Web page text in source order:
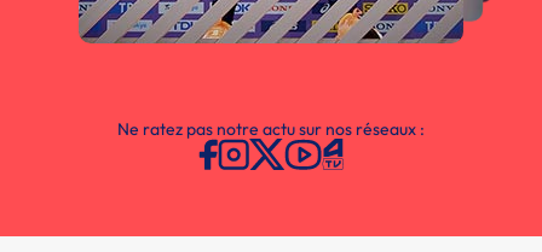
Ne ratez pas notre actu sur nos réseaux :